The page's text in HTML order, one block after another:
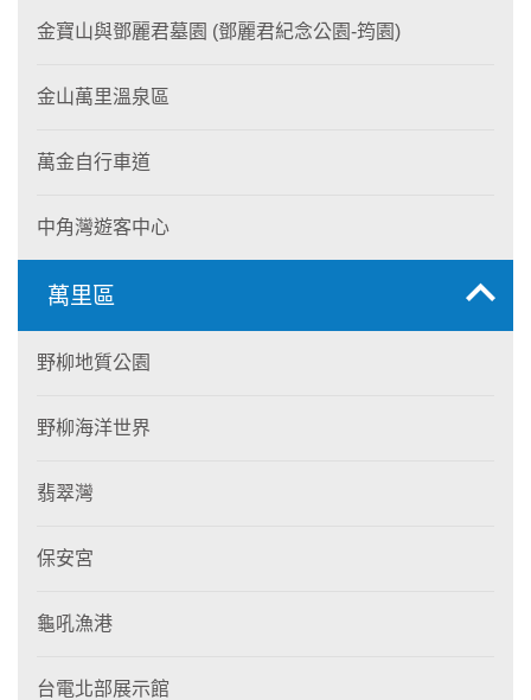
金寶山與鄧麗君墓園 (鄧麗君紀念公園-筠園)
金山萬里溫泉區
萬金自行車道
中角灣遊客中心
萬里區
野柳地質公園
野柳海洋世界
翡翠灣
保安宮
龜吼漁港
台電北部展示館